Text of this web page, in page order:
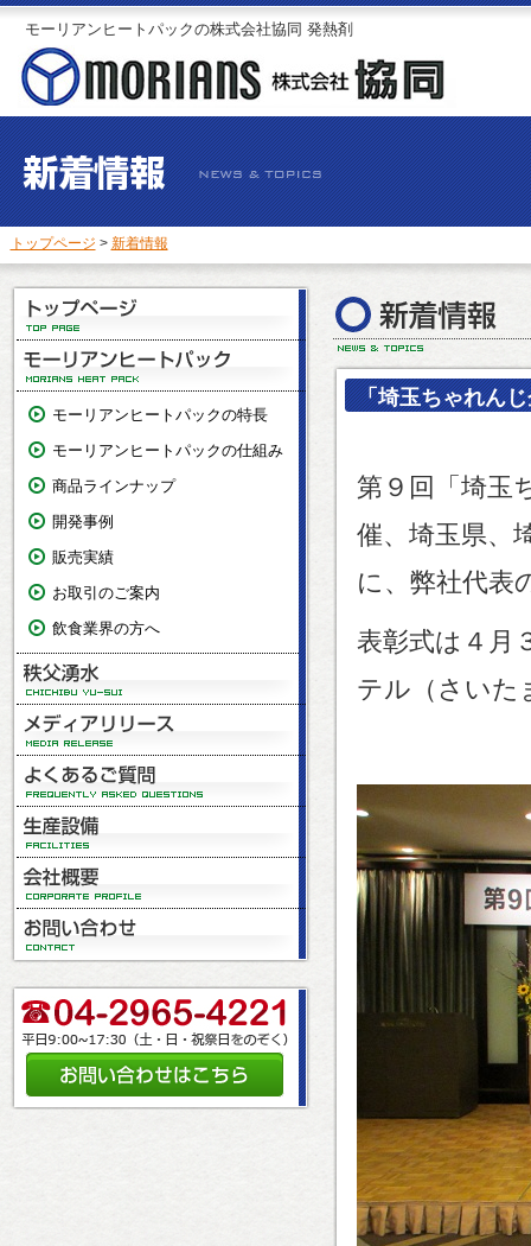
モーリアンヒートパックの株式会社協同 発熱剤
トップページ > 新着情報
モーリアンヒートパックの特長
モーリアンヒートパックの仕組み
商品ラインナップ
開発事例
販売実績
お取引のご案内
飲食業界の方へ
「埼玉ちゃれん
第９回「埼玉
催、埼玉県、
に、弊社代表
表彰式は４月
テル（さいた